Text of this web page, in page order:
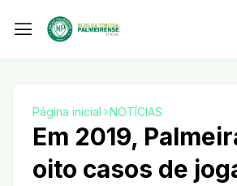
Página inicial NOTÍCIAS
Em 2019,
oito casos de